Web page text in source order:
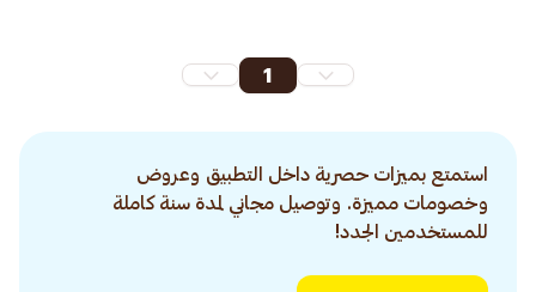
1
استمتع بميزات حصرية داخل التطبيق وعروض
وخصومات مميزة. وتوصيل مجاني لمدة سنة كاملة
للمستخدمين الجدد!